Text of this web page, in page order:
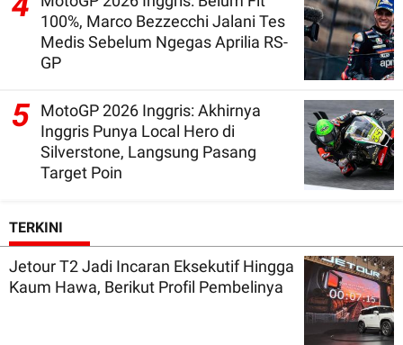
100%, Marco Bezzecchi Jalani Tes
Medis Sebelum Ngegas Aprilia RS-
GP
5 MotoGP 2026 Inggris: Akhirnya
Inggris Punya Local Hero di
Silverstone, Langsung Pasang
Target Poin
TERKINI
Jetour T2 Jadi Incaran Eksekutif Hingga
Kaum Hawa, Berikut Profil Pembelinya